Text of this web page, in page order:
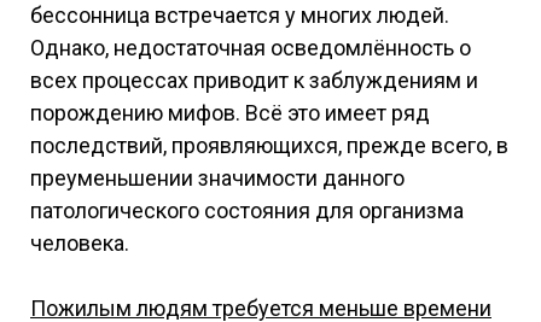
бессонница встречается у многих людей.
Однако, недостаточная осведомлённость о
всех процессах приводит к заблуждениям и
порождению мифов. Всё это имеет ряд
последствий, проявляющихся, прежде всего, в
преуменьшении значимости данного
патологического состояния для организма
человека.
Пожилым людям требуется меньше времени